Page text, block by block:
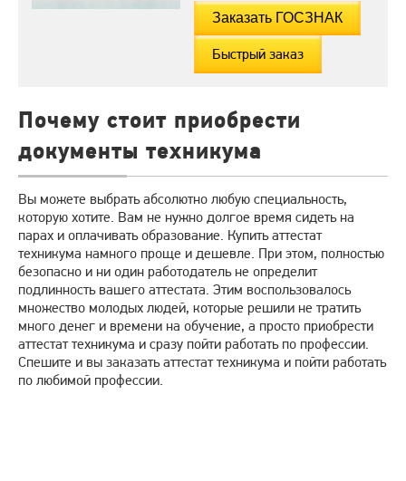
Быстрый заказ
Почему стоит приобрести
документы техникума
Вы можете выбрать абсолютно любую специальность,
которую хотите. Вам не нужно долгое время сидеть на
парах и оплачивать образование. Купить аттестат
техникума намного проще и дешевле. При этом, полностью
безопасно и ни один работодатель не определит
подлинность вашего аттестата. Этим воспользовалось
множество молодых людей, которые решили не тратить
много денег и времени на обучение, а просто приобрести
аттестат техникума и сразу пойти работать по профессии.
Спешите и вы заказать аттестат техникума и пойти работать
по любимой профессии.